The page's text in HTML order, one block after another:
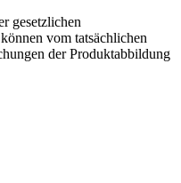
gesetzlichen
vom tatsächlichen
der Produktabbildung